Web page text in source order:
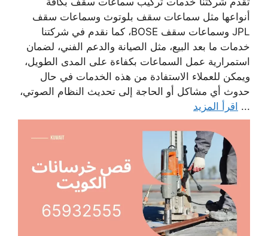
أنواعها مثل سماعات سقف بلوتوث وسماعات سقف
JPL وسماعات سقف BOSE، كما نقدم في شركتنا
خدمات ما بعد البيع، مثل الصيانة والدعم الفني، لضمان
استمرارية عمل السماعات بكفاءة على المدى الطويل،
ويمكن للعملاء الاستفادة من هذه الخدمات في حال
حدوث أي مشاكل أو الحاجة إلى تحديث النظام الصوتي،
... اقرأ المزيد